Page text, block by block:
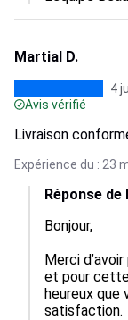
Martial D.
4
Avis vérifié
Livraison
Expérience du : 23
Réponse
Bonjour,
Merci
et pour
heureux que
satisfaction.